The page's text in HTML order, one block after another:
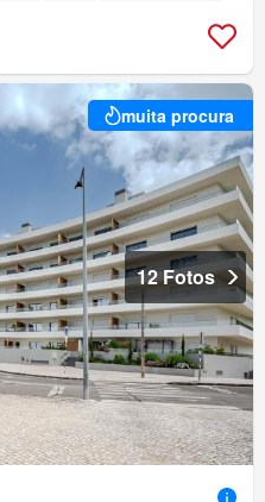
muita procura
12 Fotos